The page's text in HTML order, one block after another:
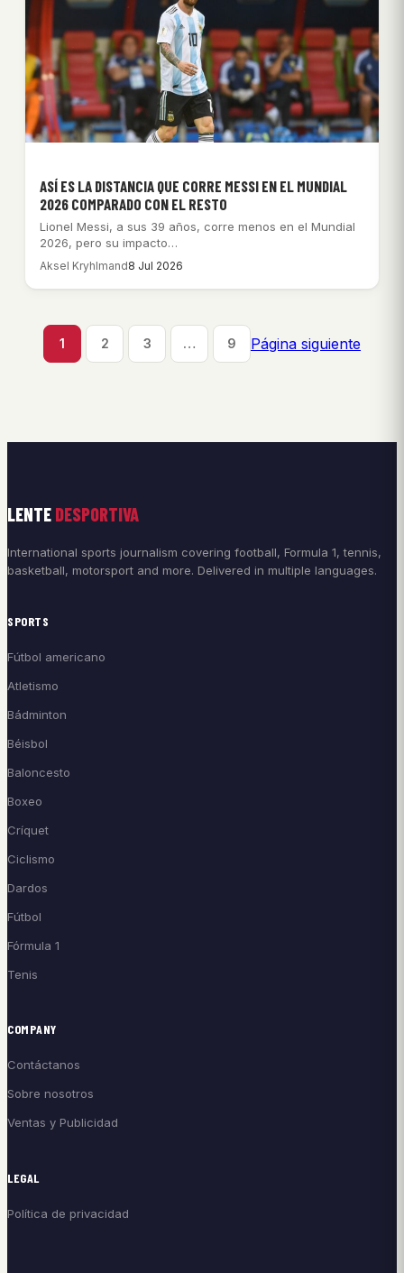
ASÍ ES LA DISTANCIA QUE CORRE MESSI EN EL MUNDIAL
2026 COMPARADO CON EL RESTO
Lionel Messi, a sus 39 años, corre menos en el Mundial
2026, pero su impacto…
Aksel Kryhlmand8 Jul 2026
1 2 3 … 9 Página siguiente
LENTE DESPORTIVA
International sports journalism covering football, Formula 1, tennis,
basketball, motorsport and more. Delivered in multiple languages.
SPORTS
Fútbol americano
Atletismo
Bádminton
Béisbol
Baloncesto
Boxeo
Críquet
Ciclismo
Dardos
Fútbol
Fórmula 1
Tenis
COMPANY
Contáctanos
Sobre nosotros
Ventas y Publicidad
LEGAL
Política de privacidad